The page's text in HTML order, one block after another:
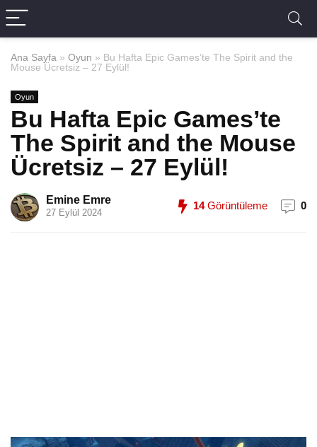
Ana Sayfa » Oyun » Bu Hafta Epic Games’te The Spirit and the
Mouse Ücretsiz – 27 Eylül!
Oyun
Bu Hafta Epic Games’te
The Spirit and the Mouse
Ücretsiz – 27 Eylül!
Emine Emre
27 Eylül 2024
14Görüntüleme 0